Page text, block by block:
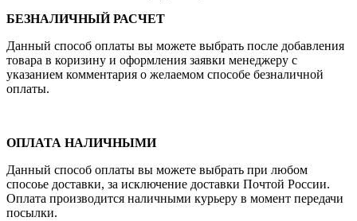
БЕЗНАЛИЧНЫЙ РАСЧЕТ
Данный способ оплаты вы можете выбрать после добавления
товара в коризину и оформления заявки менеджеру c
указанием комментария о желаемом способе безналичной
оплаты.
ОПЛАТА НАЛИЧНЫМИ
Данный способ оплаты вы можете выбрать при любом
спосоье доставки, за исключение доставки Почтой России.
Оплата производится наличными курьеру в момент передачи
посылки.